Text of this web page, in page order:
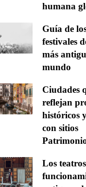
humana
Guía de
festivales
más
mundo
Ciudades
reflejan
históricos
con sitios
Los